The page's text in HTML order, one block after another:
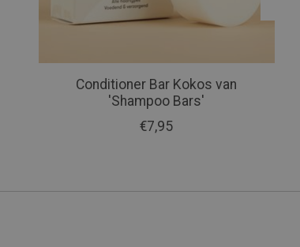
Conditioner Bar Kokos van
'Shampoo Bars'
€7,95